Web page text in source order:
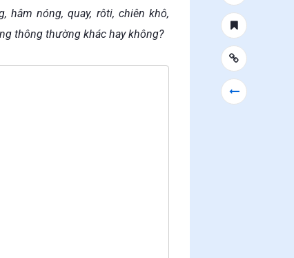
hâm nóng, quay, rôti, chiên khô,
thông thường khác hay không?